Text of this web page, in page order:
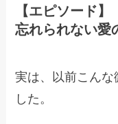
【エピソード
忘れられない愛
実は、以前こんな
した。